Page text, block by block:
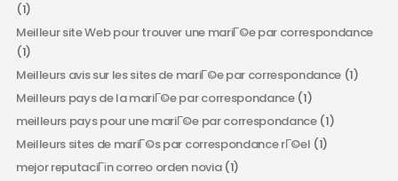
(1)
Meilleur site Web pour trouver une mariГ©e par correspondance
(1)
Meilleurs avis sur les sites de mariГ©e par correspondance (1)
Meilleurs pays de la mariГ©e par correspondance(1)
meilleurs pays pour une mariГ©e par correspondance(1)
Meilleurs sites de mariГ©s par correspondance rГ©el (1)
mejor reputaciГіn correo orden novia(1)